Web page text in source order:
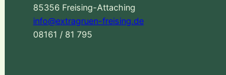
85356 Freising-Attaching
info@extragruen-freising.de
08161 / 81 795